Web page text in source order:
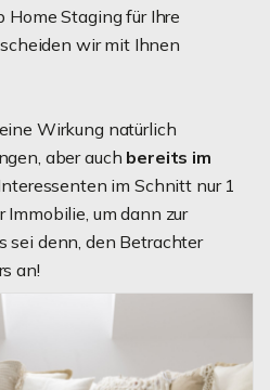
Home Staging für Ihre
wir mit Ihnen
Wirkung natürlich
aber auch bereits im
im Schnitt nur 1
Immobilie, um dann zur
sei denn, den Betrachter
an!